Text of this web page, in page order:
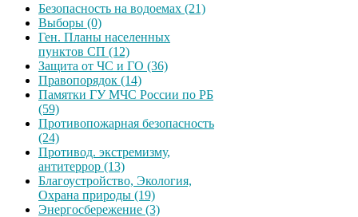
Безопасность на водоемах (21)
Выборы (0)
Ген. Планы населенных
пунктов СП (12)
Защита от ЧС и ГО (36)
Правопорядок (14)
Памятки ГУ МЧС России по РБ
(59)
Противопожарная безопасность
(24)
Противод. экстремизму,
антитеррор (13)
Благоустройство, Экология,
Охрана природы (19)
Энергосбережение (3)